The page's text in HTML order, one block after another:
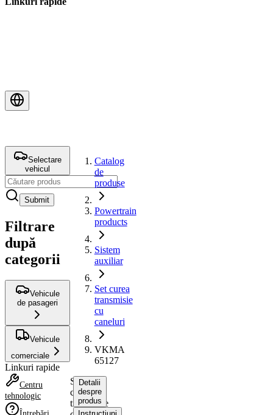
Selectare
vehicul
Submit
Filtrare
după
categorii
Vehicule
de pasageri
Vehicule
comerciale
Linkuri rapide
Centru
tehnologic
Catalog
de
produse
Powertrain
products
Sistem
auxiliar
Set curea
transmisie
cu
caneluri
VKMA
65127
Set
curea
transmisie
Detalii
despre
produs